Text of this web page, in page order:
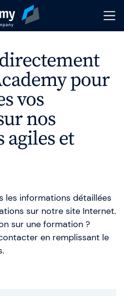
Entreprise
performance
?
pour
vos
nos
et
les informations détaillées
sur notre site Internet.
sur une formation ?
en remplissant le